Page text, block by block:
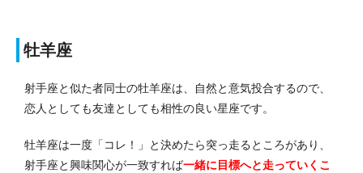
牡羊座
射手座と似た者同士の牡羊座は、自然と意気投合するので、
恋人としても友達としても相性の良い星座です。
牡羊座は一度「コレ！」と決めたら突っ走るところがあり、
射手座と興味関心が一致すれば一緒に目標へと走っていく こ